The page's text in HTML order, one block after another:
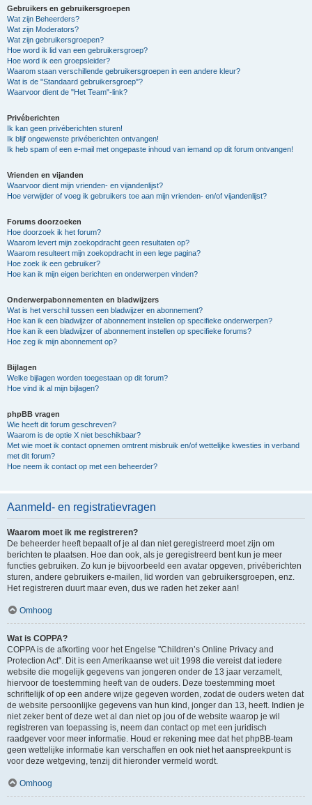
Gebruikers en gebruikersgroepen
Wat zijn Beheerders?
Wat zijn Moderators?
Wat zijn gebruikersgroepen?
Hoe word ik lid van een gebruikersgroep?
Hoe word ik een groepsleider?
Waarom staan verschillende gebruikersgroepen in een andere kleur?
Wat is de "Standaard gebruikersgroep"?
Waarvoor dient de "Het Team"-link?
Privéberichten
Ik kan geen privéberichten sturen!
Ik blijf ongewenste privéberichten ontvangen!
Ik heb spam of een e-mail met ongepaste inhoud van iemand op dit forum ontvangen!
Vrienden en vijanden
Waarvoor dient mijn vrienden- en vijandenlijst?
Hoe verwijder of voeg ik gebruikers toe aan mijn vrienden- en/of vijandenlijst?
Forums doorzoeken
Hoe doorzoek ik het forum?
Waarom levert mijn zoekopdracht geen resultaten op?
Waarom resulteert mijn zoekopdracht in een lege pagina?
Hoe zoek ik een gebruiker?
Hoe kan ik mijn eigen berichten en onderwerpen vinden?
Onderwerpabonnementen en bladwijzers
Wat is het verschil tussen een bladwijzer en abonnement?
Hoe kan ik een bladwijzer of abonnement instellen op specifieke onderwerpen?
Hoe kan ik een bladwijzer of abonnement instellen op specifieke forums?
Hoe zeg ik mijn abonnement op?
Bijlagen
Welke bijlagen worden toegestaan op dit forum?
Hoe vind ik al mijn bijlagen?
phpBB vragen
Wie heeft dit forum geschreven?
Waarom is de optie X niet beschikbaar?
Met wie moet ik contact opnemen omtrent misbruik en/of wettelijke kwesties in verband
met dit forum?
Hoe neem ik contact op met een beheerder?
Aanmeld- en registratievragen
Waarom moet ik me registreren?
De beheerder heeft bepaalt of je al dan niet geregistreerd moet zijn om
berichten te plaatsen. Hoe dan ook, als je geregistreerd bent kun je meer
functies gebruiken. Zo kun je bijvoorbeeld een avatar opgeven, privéberichten
sturen, andere gebruikers e-mailen, lid worden van gebruikersgroepen, enz.
Het registreren duurt maar even, dus we raden het zeker aan!
Omhoog
Wat is COPPA?
COPPA is de afkorting voor het Engelse "Children’s Online Privacy and
Protection Act". Dit is een Amerikaanse wet uit 1998 die vereist dat iedere
website die mogelijk gegevens van jongeren onder de 13 jaar verzamelt,
hiervoor de toestemming heeft van de ouders. Deze toestemming moet
schriftelijk of op een andere wijze gegeven worden, zodat de ouders weten dat
de website persoonlijke gegevens van hun kind, jonger dan 13, heeft. Indien je
niet zeker bent of deze wet al dan niet op jou of de website waarop je wil
registreren van toepassing is, neem dan contact op met een juridisch
raadgever voor meer informatie. Houd er rekening mee dat het phpBB-team
geen wettelijke informatie kan verschaffen en ook niet het aanspreekpunt is
voor deze wetgeving, tenzij dit hieronder vermeld wordt.
Omhoog